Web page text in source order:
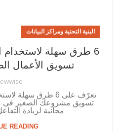
البنية التحتية ومراكز البيانات
6 طرق سهلة لاستخدام
تسويق الأعمال
تعرّف على 6 طرق
تسويق مشروعك الصغير في
مجانية لزيادة
READING